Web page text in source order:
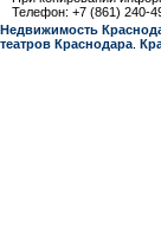
Телефон: +7 (861) 240-
Недвижимость
театров Краснодара